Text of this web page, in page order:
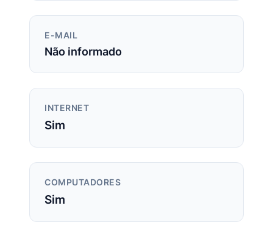
E-MAIL
Não informado
INTERNET
Sim
COMPUTADORES
Sim